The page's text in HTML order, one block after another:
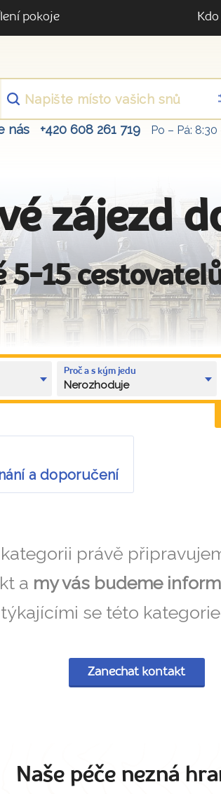
pokoje
nás +420 608 261 719 Po – Pá: 8:30
zájezd
5-15
Proč a s kým jedu
Nerozhoduje
a doporučení
právě
a my vás budeme
se této
Zanechat kontakt
Naše péče nezná